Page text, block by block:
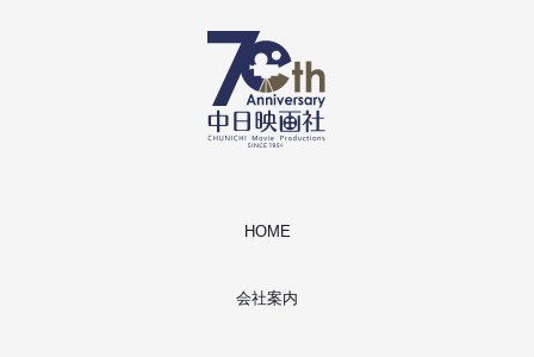
HOME
会社案内